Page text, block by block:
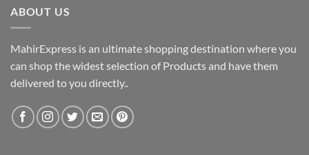
ABOUT US
MahirExpress is an ultimate shopping destination where you
can shop the widest selection of Products and have them
delivered to you directly..